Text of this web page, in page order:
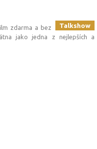
Talkshow
zdarma a bez
jako jedna z nejlepších a